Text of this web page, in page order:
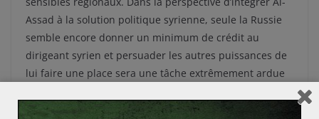
Assad à la solution politique syrienne, seule la Russie
semble encore donner un minimum de crédit au
dirigeant syrien et persuader les autres puissances de
lui faire une place sera une tâche extrêmement ardue
djihadistes, une éventuelle coopération internationale